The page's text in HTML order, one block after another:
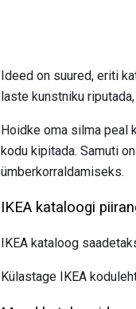
Ideed on suured, eriti
laste kunstniku
Hoidke oma silma peal
kodu kipitada. Samuti
ümberkorraldamiseks.
IKEA kataloogi
IKEA kataloog
Külastage IKEA